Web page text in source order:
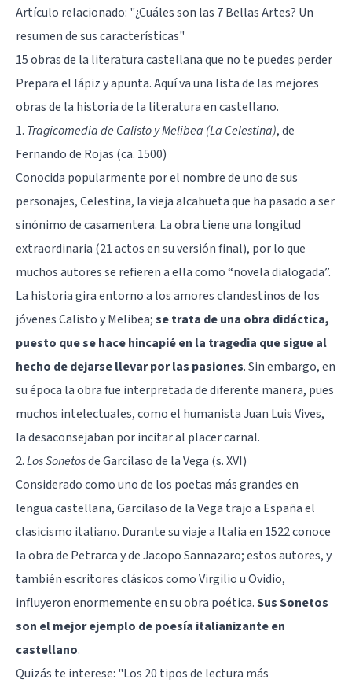
Artículo relacionado: "¿Cuáles son las 7 Bellas Artes? Un
resumen de sus características"
15 obras de la literatura castellana que no te puedes perder
Prepara el lápiz y apunta. Aquí va una lista de las mejores
obras de la historia de la literatura en castellano.
1. Tragicomedia de Calisto y Melibea (La Celestina), de
Fernando de Rojas (ca. 1500)
Conocida popularmente por el nombre de uno de sus
personajes, Celestina, la vieja alcahueta que ha pasado a ser
sinónimo de casamentera. La obra tiene una longitud
extraordinaria (21 actos en su versión final), por lo que
muchos autores se refieren a ella como “novela dialogada”.
La historia gira entorno a los amores clandestinos de los
jóvenes Calisto y Melibea;se trata de una obra didáctica,
puesto que se hace hincapié en la tragedia que sigue al
hecho de dejarse llevar por las pasiones. Sin embargo, en
su época la obra fue interpretada de diferente manera, pues
muchos intelectuales, como el humanista Juan Luis Vives,
la desaconsejaban por incitar al placer carnal.
2.Los Sonetosde Garcilaso de la Vega (s. XVI)
Considerado como uno de los poetas más grandes en
lengua castellana, Garcilaso de la Vega trajo a España el
clasicismo italiano. Durante su viaje a Italia en 1522 conoce
la obra de Petrarca y de Jacopo Sannazaro; estos autores, y
también escritores clásicos como Virgilio u Ovidio,
influyeron enormemente en su obra poética.Sus Sonetos
son el mejor ejemplo de poesía italianizante en
castellano.
Quizás te interese: "Los 20 tipos de lectura más